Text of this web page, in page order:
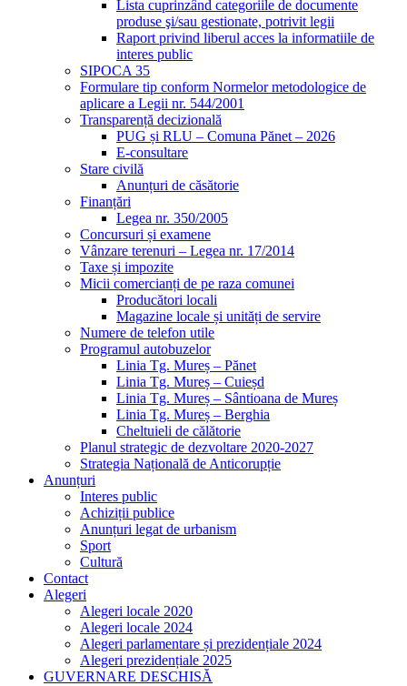
Lista cuprinzând categoriile de documente
produse şi/sau gestionate, potrivit legii
Raport privind liberul acces la informatiile de
interes public
SIPOCA 35
Formulare tip conform Normelor metodologice de
aplicare a Legii nr. 544/2001
Transparență decizională
PUG și RLU – Comuna Pănet – 2026
E-consultare
Stare civilă
Anunțuri de căsătorie
Finanțări
Legea nr. 350/2005
Concursuri și examene
Vânzare terenuri – Legea nr. 17/2014
Taxe și impozite
Micii comercianți de pe raza comunei
Producători locali
Magazine locale și unități de servire
Numere de telefon utile
Programul autobuzelor
Linia Tg. Mureș – Pănet
Linia Tg. Mureș – Cuieșd
Linia Tg. Mureș – Sântioana de Mureș
Linia Tg. Mureș – Berghia
Cheltuieli de călătorie
Planul strategic de dezvoltare 2020-2027
Strategia Națională de Anticorupție
Anunțuri
Interes public
Achiziții publice
Anunțuri legat de urbanism
Sport
Cultură
Contact
Alegeri
Alegeri locale 2020
Alegeri locale 2024
Alegeri parlamentare și prezidențiale 2024
Alegeri prezidențiale 2025
GUVERNARE DESCHISĂ